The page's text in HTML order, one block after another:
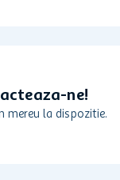
ne!
mereu la dispozitie.